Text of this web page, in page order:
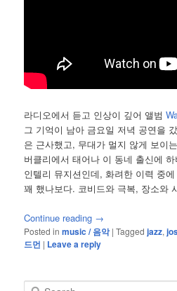
라디오에서 듣고 인상이 깊어 앨범
그 기억이 남아 금요일 저녁 공연을
은 근사했고, 무대가 멀지 않게 보이
버클리에서 태어나 이 동네 출신에
인텔리 뮤지션인데, 화려한 이력 중
꽤 했나보다. 코비드와 극복, 장소와
Continue reading →
Posted in music / 음악 |Tagged jazz,
드먼 | Leave a reply